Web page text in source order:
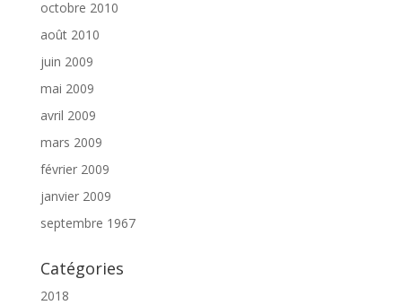
octobre 2010
août 2010
juin 2009
mai 2009
avril 2009
mars 2009
février 2009
janvier 2009
septembre 1967
Catégories
2018